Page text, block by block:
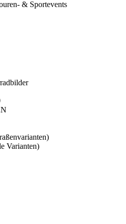
& Sportevents
Varianten)